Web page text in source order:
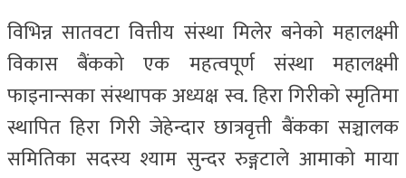
विभिन्न सातवटा वित्तीय संस्था मिलेर बनेको महालक्ष्मी
विकास बैंकको एक महत्वपूर्ण संस्था महालक्ष्मी
फाइनान्सका संस्थापक अध्यक्ष स्व. हिरा गिरीको स्मृतिमा
स्थापित हिरा गिरी जेहेन्दार छात्रवृत्ती बैंकका सञ्चालक
समितिका सदस्य श्याम सुन्दर रुङ्गटाले आमाको माया